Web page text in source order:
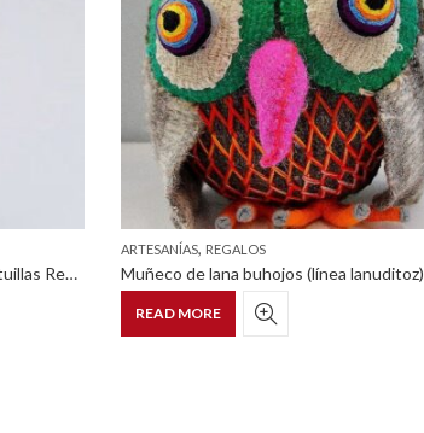
Colección Coyatocmó (12 Estattuillas Representativas De La Étnia Zoque)
ARTESANÍAS, REGALOS
Muñeco de lana buhojos (línea lanuditoz)
READ MORE